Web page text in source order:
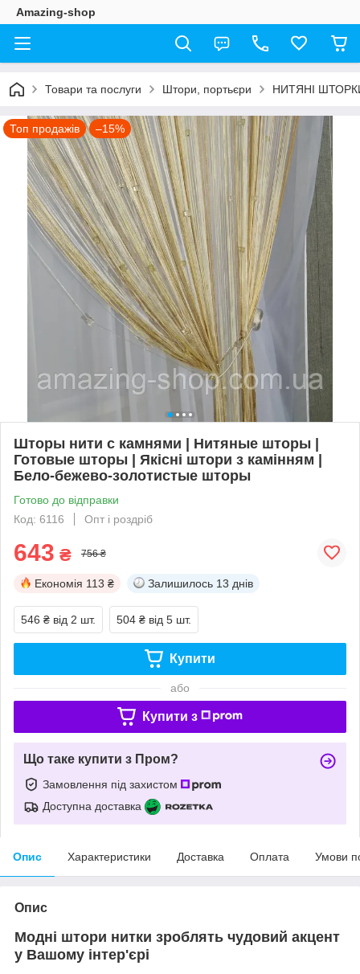
Amazing-shop
Товари та послуги Штори, портьєри НИТЯНІ
Топ продажів –15%
Шторы нити с камнями | Нитяные шторы |
Готовые шторы | Якісні штори з камінням |
Бело-бежево-золотистые шторы
Готово до відправки
Код: 6116
Опт і роздріб
643 ₴ 756 ₴
Економія 113 ₴ Залишилось 13 днів
546 ₴ від 2 шт. 504 ₴ від 5 шт.
Купити
або
Купити з
Що таке купити з Пром?
Замовлення під захистом
Доступна доставка
Опис Характеристики Доставка Оплата Умови
Опис
Модні штори нитки зроблять чудовий акцент
у Вашому інтер'єрі